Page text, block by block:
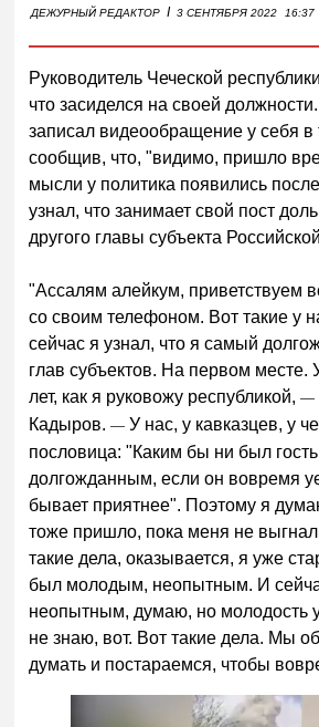
ДЕЖУРНЫЙ РЕДАКТОР I 3 СЕНТЯБРЯ 2022 16:37
Руководитель Чеческой
что засиделся на своей
записал видеообращение у себя в
сообщив, что, "видимо, пришло
мысли у политика появились после
узнал, что занимает свой пост
другого главы субъекта
"Ассалям алейкум, приветствуем
со своим телефоном. Вот такие у
сейчас я узнал, что я самый
глав субъектов. На первом месте.
лет, как я руковожу республикой,—
Кадыров.— У нас, у кавказцев, у
пословица: "Каким бы ни был
долгожданным, если он вовремя
бывает приятнее". Поэтому я
тоже пришло, пока меня не
такие дела, оказывается, я уже
был молодым, неопытным. И
неопытным, думаю, но молодость
не знаю, вот. Вот такие дела. Мы
думать и постараемся, чтобы